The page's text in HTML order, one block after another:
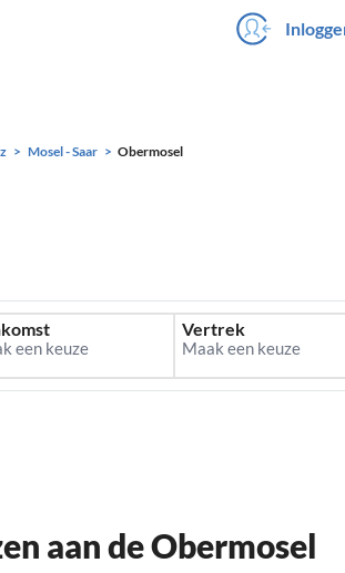
Mosel - Saar Obermosel
Vertrek
aan de Obermosel